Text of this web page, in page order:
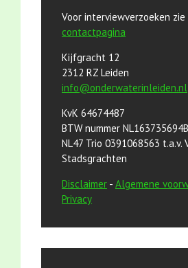
Voor interviewverzoeken zie
contactpagina
Kijfgracht 12
2312 RZ Leiden
info@onderwaterinleiden.nl
KvK 64674487
BTW nummer
NL47 Trio 0391068563 t.a.v.
Stadsgrachten
Disclaimer - Algemene
Privacy